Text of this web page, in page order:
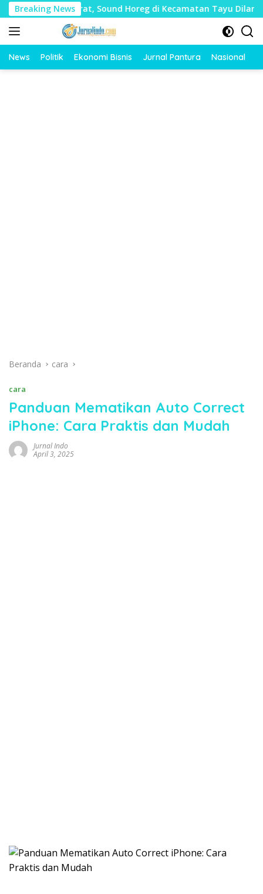
Langsung
ke
konten
Breaking News
Sound Horeg di Kecamatan Tayu Dilarang
News Politik Ekonomi Bisnis Jurnal Pantura Nasional
Beranda cara
cara
Panduan Mematikan Auto Correct
iPhone: Cara Praktis dan Mudah
Jurnal Indo
April 3, 2025